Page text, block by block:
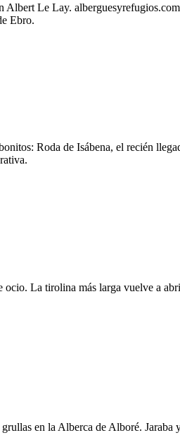
Le Lay.
Ebro.
Roda de Isábena, el recién
La tirolina más larga vuelve a
en la Alberca de Alboré.